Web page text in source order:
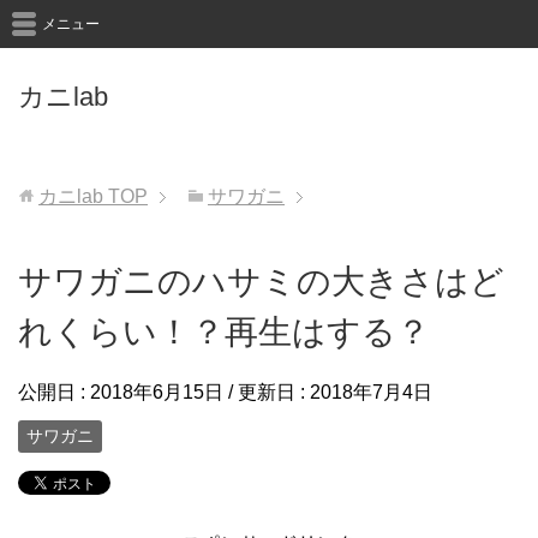
カニlab
メニュー
カニlab TOP サワガニ
サワガニのハサミの大きさはど
れくらい！？再生はする？
公開日 : 2018年6月15日 / 更新日 : 2018年7月4日
サワガニ